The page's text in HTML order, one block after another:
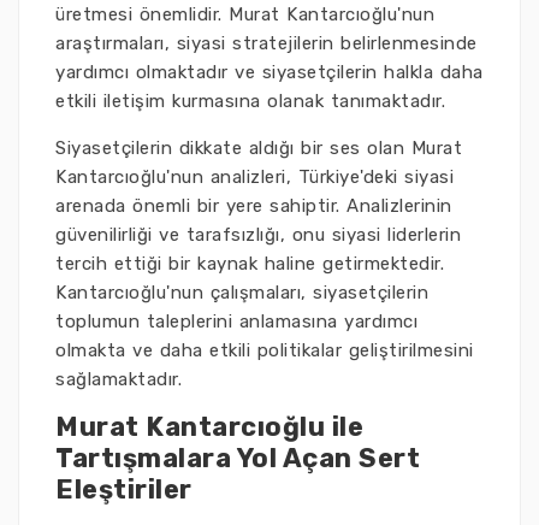
üretmesi önemlidir. Murat Kantarcıoğlu'nun
araştırmaları, siyasi stratejilerin belirlenmesinde
yardımcı olmaktadır ve siyasetçilerin halkla daha
etkili iletişim kurmasına olanak tanımaktadır.
Siyasetçilerin dikkate aldığı bir ses olan Murat
Kantarcıoğlu'nun analizleri, Türkiye'deki siyasi
arenada önemli bir yere sahiptir. Analizlerinin
güvenilirliği ve tarafsızlığı, onu siyasi liderlerin
tercih ettiği bir kaynak haline getirmektedir.
Kantarcıoğlu'nun çalışmaları, siyasetçilerin
toplumun taleplerini anlamasına yardımcı
olmakta ve daha etkili politikalar geliştirilmesini
sağlamaktadır.
Murat Kantarcıoğlu ile
Tartışmalara Yol Açan Sert
Eleştiriler